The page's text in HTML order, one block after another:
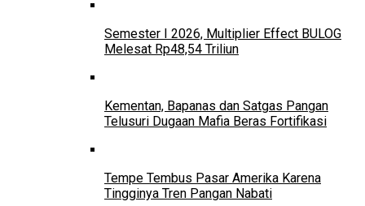
Semester I 2026, Multiplier Effect BULOG
Melesat Rp48,54 Triliun
Kementan, Bapanas dan Satgas Pangan
Telusuri Dugaan Mafia Beras Fortifikasi
Tempe Tembus Pasar Amerika Karena
Tingginya Tren Pangan Nabati